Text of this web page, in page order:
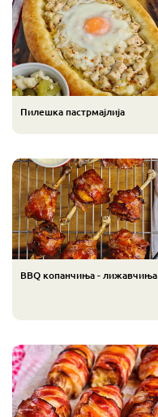
Пилешка пастрмајлија
BBQ копанчиња - лижавчиња